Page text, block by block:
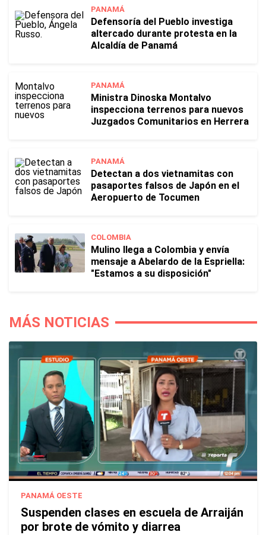
PANAMÁ
Defensoría del Pueblo investiga
altercado durante protesta en la
Alcaldía de Panamá
PANAMÁ
Ministra Dinoska Montalvo
inspecciona terrenos para nuevos
Juzgados Comunitarios en Herrera
PANAMÁ
Detectan a dos vietnamitas con
pasaportes falsos de Japón en el
Aeropuerto de Tocumen
COLOMBIA
Mulino llega a Colombia y envía
mensaje a Abelardo de la Espriella:
"Estamos a su disposición"
MÁS NOTICIAS
PANAMÁ OESTE
Suspenden clases en escuela de Arraiján
por brote de vómito y diarrea